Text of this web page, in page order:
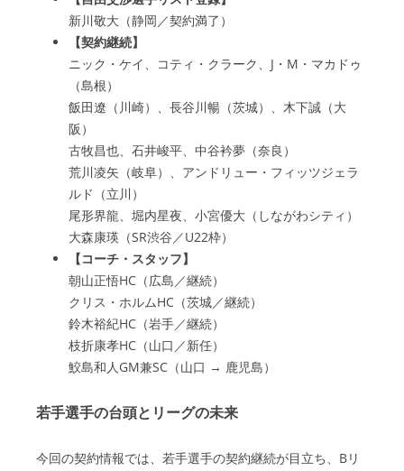
新川敬大（静岡／契約満了）
【契約継続】
ニック・ケイ、コティ・クラーク、J・M・マカドゥ
（島根）
飯田遼（川崎）、長谷川暢（茨城）、木下誠（大
阪）
古牧昌也、石井峻平、中谷衿夢（奈良）
荒川凌矢（岐阜）、アンドリュー・フィッツジェラ
ルド（立川）
尾形界龍、堀内星夜、小宮優大（しながわシティ）
大森康瑛（SR渋谷／U22枠）
【コーチ・スタッフ】
朝山正悟HC（広島／継続）
クリス・ホルムHC（茨城／継続）
鈴木裕紀HC（岩手／継続）
枝折康孝HC（山口／新任）
鮫島和人GM兼SC（山口 → 鹿児島）
若手選手の台頭とリーグの未来
今回の契約情報では、若手選手の契約継続が目立ち、Bリ